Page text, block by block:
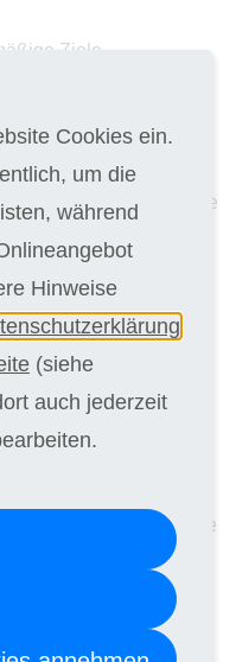
Ziele.
aufregend sein und
mit anderen ab, die
sind.
auf. Dadurch
und Ihr Ziel
Sie, wo Sie gerade
an Ihren
Sie dabei ehrlich sind.
Cookies ein.
um die
während
Hinweise
(siehe
auch jederzeit